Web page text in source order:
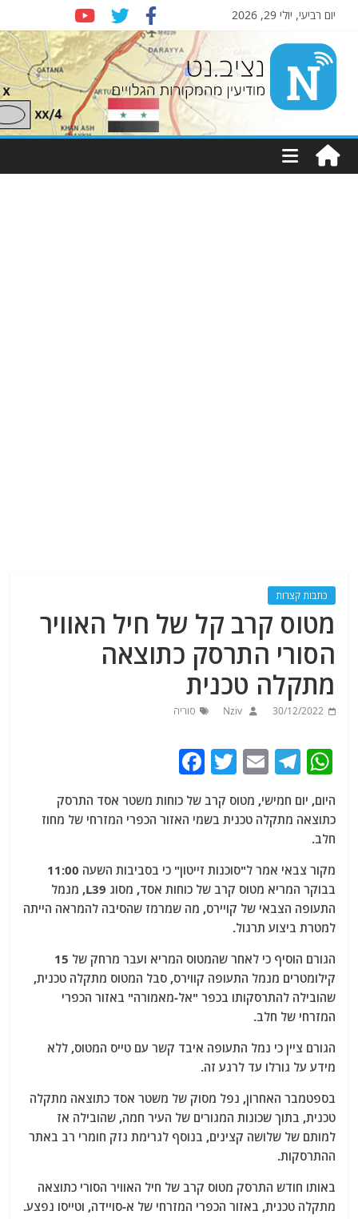
יום רביעי, יולי 29, 2026
Nziv.net
מודיעין
מהמקורות
כתבות קצרות
מטוס קרב קל של חיל האוויר
הסורי התרסק כתוצאה
מתקלה טכנית
30/12/2022
Nziv סוריה
W
at
A
p
p
T
e
g
ra
m
E
ai
T
itt
c
b
o
o
היום, יום חמישי, מטוס קרב של כוחות משטר אסד התרסק
כתוצאה מתקלה טכנית בשמי האזור הכפרי המזרחי של מחוז
חלב.
מקור צבאי אמר ל"סוכנות זייטון" כי בסביבות השעה 11:00
בבוקר המריא מטוס קרב של כוחות אסד, מסוג L39, מנמל
התעופה הצבאי של קויירס, מה שמרמז שהסיבה להמראה הייתה
למטרת ביצוע תרגול.
הגורם הוסיף כי לאחר שהמטוס המריא ועבר מרחק של 15
קילומטרים מנמל התעופה קווירס, סבל המטוס מתקלה טכנית,
שהובילה להתרסקותו בכפר "אל-מאמורה" באזור הכפרי
המזרחי של חלב.
הגורם ציין כי נמל התעופה איבד קשר עם טייס המטוס, ללא
מידע על גורלו עד לרגע זה.
בספטמבר האחרון, נפל מסוק של משטר אסד כתוצאה מתקלה
טכנית, בתוך שכונות המגורים של העיר חמה, שהובילה אז
למותם של שלושה קצינים, בנוסף לגרימת נזק חומרי רב באתר
ההתרסקות.
באותו חודש התרסק מטוס קרב של חיל האוויר הסורי כתוצאה
מתקלה טכנית, באזור הכפרי המזרחי של א-סויידה, וטייסו נפצע.